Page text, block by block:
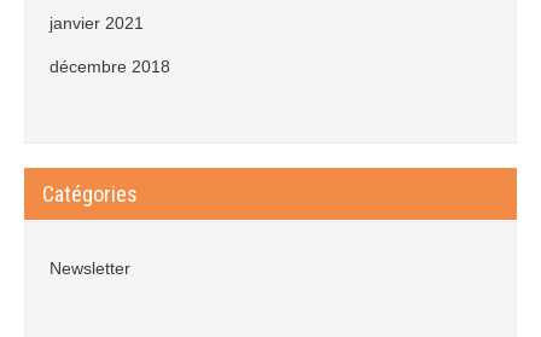
janvier 2021
décembre 2018
Catégories
Newsletter